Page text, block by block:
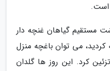
است.
مستقیم گیاهان غنچه دار
کردید، می توان باغچه منزل
کرد. این روز ها گلدان